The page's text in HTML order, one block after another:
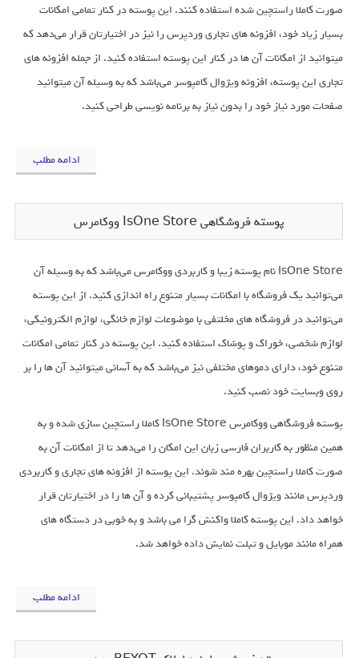
صورت کاملا راستچین شده استفاده کنند. این پوسته در کنار تمامی امکانات
بسیار زیاد خود، افزونه های تجاری وردپرس را نیز در اختیارتان قرار می‌دهد که
میتوانید از امکانات آن ها در کنار این پوسته استفاده کنید. از جمله افزونه های
تجاری این پوسته، افزونه ویژوال کامپوسر می‌باشد که به وسیله آن میتوانید
صفحات مورد نیاز خود را بدون نیاز به برنامه نویسی طراحی کنید.
ادامه مطلب
پوسته فروشگاهی IsOne Store ووکامرس
IsOne Store نام پوسته زیبا و کاربردی ووکامرس می‌باشد که به وسیله آن
می‌توانید یک فروشگاه با امکانات بسیار متنوع راه اندازی کنید. از این پوسته
می‌توانید در فروشگاه های مخلتفی با موضوعات لوازم خانگی، لوازم الکترونیکی،
لوازم شخصی، خوراک و پوشاک استفاده کنید. این پوسته در کنار تمامی امکانات
متنوع خود، دارای دموهای مختلفی نیز می‌باشد که به آسانی میتوانید آن ها را بر
روی وبسایت خود نصب کنید.
پوسته فروشگاهی ووکامرس IsOne Store کاملا راستچین سازی شده و به
همین منظور به کاربران فارسی زبان این امکان را می‌دهد تا از امکانات آن به
صورت کاملا راستچین بهره مند شوند. این پوسته از افزونه های تجاری و کاربردی
وردپرس مانند ویژوال کامپوسر پشتیبانی کرده و آن ها را در اختیارتان قرار
خواهد داد. این پوسته کاملا واکنش گرا می باشد و به خوبی در دستگاه های
همراه مانند موبایل و تبلت نمایش داده خواهد شد.
ادامه مطلب